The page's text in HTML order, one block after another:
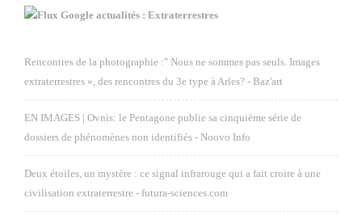
Google actualités : Extraterrestres
Rencontres de la photographie :" Nous ne sommes pas seuls. Images
extraterrestres », des rencontres du 3e type à Arles? - Baz'art
EN IMAGES | Ovnis: le Pentagone publie sa cinquième série de
dossiers de phénomènes non identifiés - Noovo Info
Deux étoiles, un mystère : ce signal infrarouge qui a fait croire à une
civilisation extraterrestre - futura-sciences.com